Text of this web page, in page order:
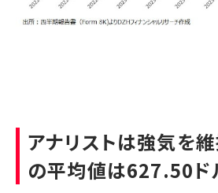
アナリストは強気を
の平均値は627.50ド